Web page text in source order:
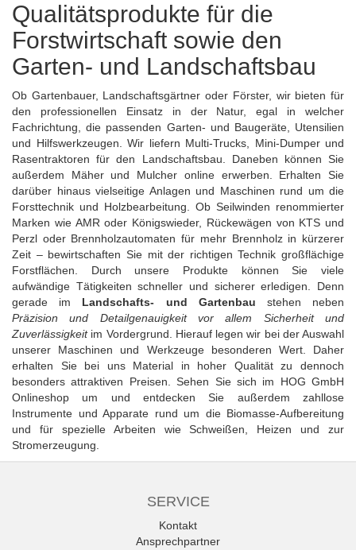
Qualitätsprodukte für die
Forstwirtschaft sowie den
Garten- und Landschaftsbau
Ob Gartenbauer, Landschaftsgärtner oder Förster, wir bieten für
den professionellen Einsatz in der Natur, egal in welcher
Fachrichtung, die passenden Garten- und Baugeräte, Utensilien
und Hilfswerkzeugen. Wir liefern Multi-Trucks, Mini-Dumper und
Rasentraktoren für den Landschaftsbau. Daneben können Sie
außerdem Mäher und Mulcher online erwerben. Erhalten Sie
darüber hinaus vielseitige Anlagen und Maschinen rund um die
Forsttechnik und Holzbearbeitung. Ob Seilwinden renommierter
Marken wie AMR oder Königswieder, Rückewägen von KTS und
Perzl oder Brennholzautomaten für mehr Brennholz in kürzerer
Zeit – bewirtschaften Sie mit der richtigen Technik großflächige
Forstflächen. Durch unsere Produkte können Sie viele
aufwändige Tätigkeiten schneller und sicherer erledigen. Denn
gerade im Landschafts- und Gartenbau stehen neben
Präzision und Detailgenauigkeit vor allem Sicherheit und
Zuverlässigkeitim Vordergrund. Hierauf legen wir bei der Auswahl
unserer Maschinen und Werkzeuge besonderen Wert. Daher
erhalten Sie bei uns Material in hoher Qualität zu dennoch
besonders attraktiven Preisen. Sehen Sie sich im HOG GmbH
Onlineshop um und entdecken Sie außerdem zahllose
Instrumente und Apparate rund um die Biomasse-Aufbereitung
und für spezielle Arbeiten wie Schweißen, Heizen und zur
Stromerzeugung.
SERVICE
Kontakt
Ansprechpartner